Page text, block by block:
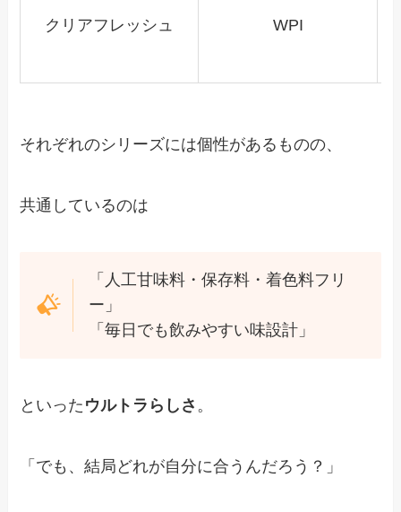
クリアフレッシュ WPI
それぞれのシリーズには個性があるものの、
共通しているのは
「人工甘味料・保存料・着色料フリ
ー」
「毎日でも飲みやすい味設計」
といった ウルトラらしさ 。
「でも、結局どれが自分に合うんだろう？」